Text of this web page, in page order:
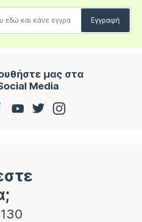
μας στα
Media